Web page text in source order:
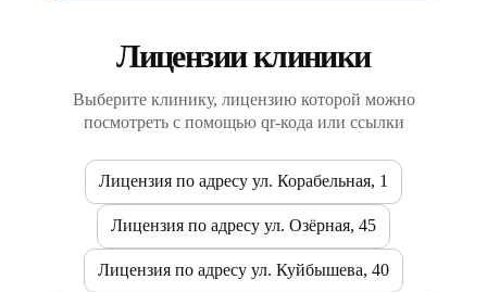
Лицензии клиники
Выберите клинику, лицензию которой можно
посмотреть с помощью qr-кода или ссылки
Лицензия по адресу ул. Корабельная, 1
Лицензия по адресу ул. Озёрная, 45
Лицензия по адресу ул. Куйбышева, 40